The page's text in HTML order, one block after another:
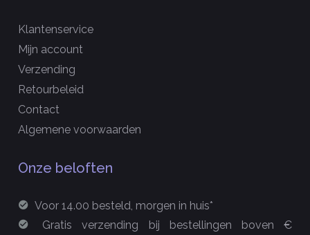
Klantenservice
Mijn account
Verzending
Retourbeleid
Contact
Algemene voorwaarden
Onze beloften
Voor 14.00 besteld, morgen in huis*
Gratis verzending bij bestellingen boven €